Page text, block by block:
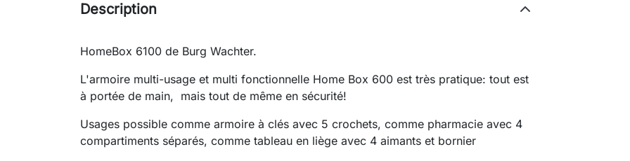
Description
HomeBox 6100 de Burg Wachter.
L'armoire multi-usage et multi fonctionnelle Home Box 600 est très pratique: tout est
à portée de main, mais tout de même en sécurité!
Usages possible comme armoire à clés avec 5 crochets, comme pharmacie avec 4
compartiments séparés, comme tableau en liège avec 4 aimants et bornier